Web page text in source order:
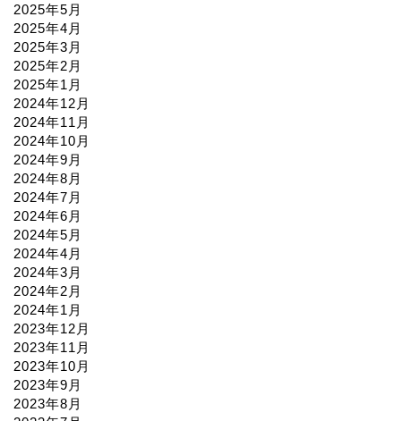
2025年5月
2025年4月
2025年3月
2025年2月
2025年1月
2024年12月
2024年11月
2024年10月
2024年9月
2024年8月
2024年7月
2024年6月
2024年5月
2024年4月
2024年3月
2024年2月
2024年1月
2023年12月
2023年11月
2023年10月
2023年9月
2023年8月